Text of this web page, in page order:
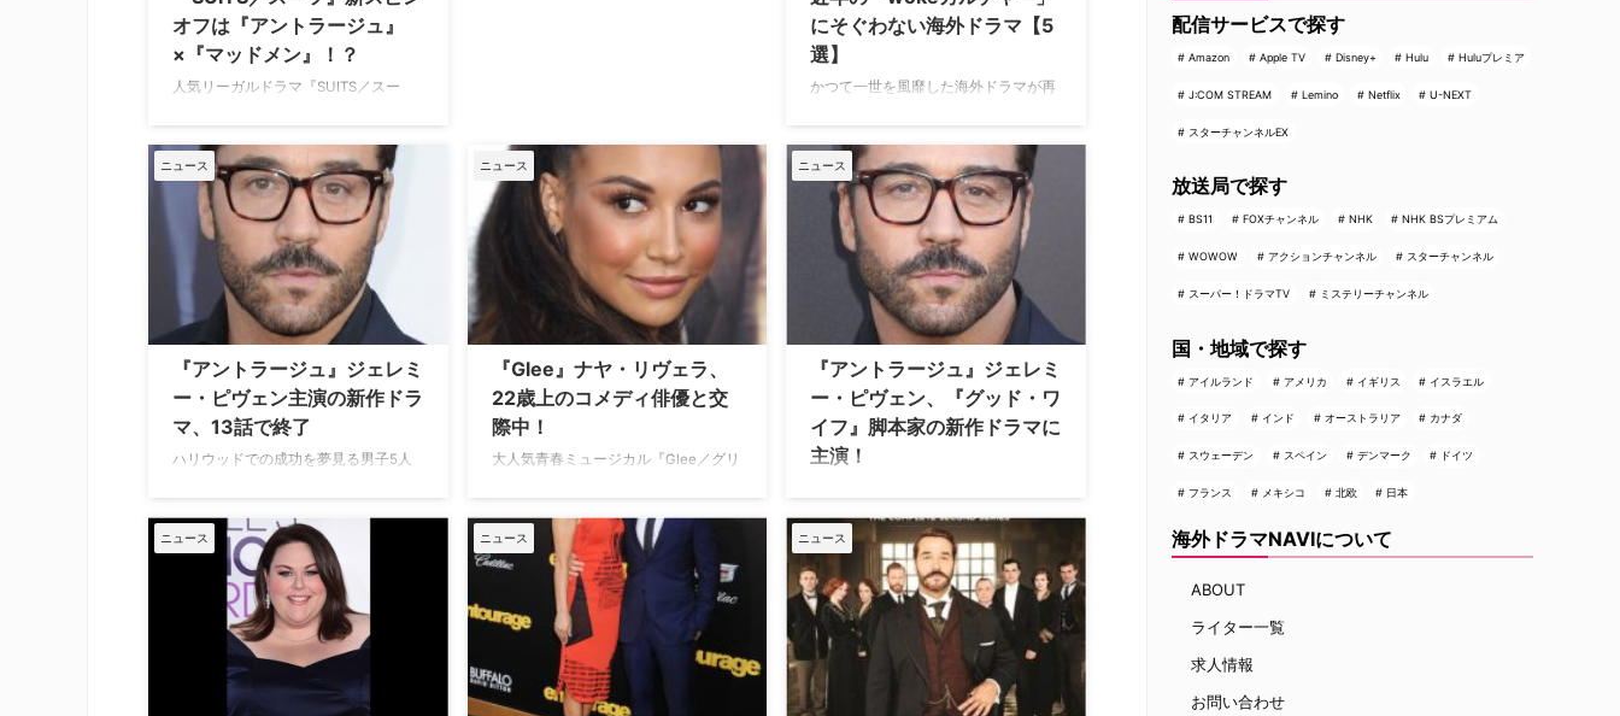
オフは『アントラージュ』
×『マッドメン』！？
人気リーガルドラマ『SUITS／スー
同作と『アントラージュ★オレたちの
ハリウッド』や『MAD MEN マッド
メン』との類似点を指摘している。 俳
優たちが本人役で登場＆政治的な要素
も 『Suits: L.A.』の主人公は、ニュー
ヨークの元検察官で、刑事事件とエン
ターテインメント問題を専門にした、
ブラック・レーン法律事務所をロサン
友のスチュアート・レーンとともに15
年前に始めたこの事務所が危機的 …
にそぐわない海外ドラマ【5
選】
かつて一世を風靡した海外ドラマが再
カルチャー」の時代に合わない作品
も。批判がでることを覚悟する必要が
ある5本をご紹介したい。 人種差別や
性差別など社会的正義に敏感なことを
意味するwoke。人気海外ドラマの中
には昔では許されても、意識が高い
wokeカルチャーの時代には許されな
い内容が含まれていることもある。ど
なのか5つの作品を例に見てみよう。
「wokeカルチャー」にそぐわない海
外ドラマ 『フレンズ』 …
ニュース
『アントラージュ』ジェレミ
ー・ピヴェン主演の新作ドラ
マ、13話で終了
ハリウッドでの成功を夢見る男子5人
ジュ』）で野心的な芸能エージェン
ト、アリを演じたジェレミー・ピヴェ
ン。彼が主演する米CBSの『Wisdom
of the Crowd（原題）』が、13話で打
ち切りになることが明らかとなった。
米Deadlineなどが報じ…
ニュース
『Glee』ナヤ・リヴェラ、
22歳上のコメディ俳優と交
際中！
大人気青春ミュージカル『Glee／グリ
ちのハリウッド』などに出演している
コメディ俳優のデヴィッド・スペード
と交際していることが明らかとなっ
た。米E!Onlineが報じている。 情報提
供者が同サイトに語ったところによる
と、30歳のナヤと52歳のデヴィッド…
ニュース
『アントラージュ』ジェレミ
ー・ピヴェン、『グッド・ワ
イフ』脚本家の新作ドラマに
主演！
ちのハリウッド』で野心的な芸能エー
ジェント、アリを演じたジェレミー・
ピヴェン。彼が、人気リーガルドラマ
『グッド・ワイフ』の脚本家による新
作ドラマのパイロットに主演すること
が分かった。米Deadlineなどが報じて
いる。 この作品は、『グッド・ワイ
フ』で…
ニュース ニュース ニュース
配信サービスで探す
Amazon Apple TV Disney+ Hulu Huluプレミア
J:COM STREAM Lemino Netflix U-NEXT
スターチャンネルEX
放送局で探す
BS11 FOXチャンネル NHK NHK BSプレミアム
WOWOW アクションチャンネル スターチャンネル
スーパー！ドラマTV ミステリーチャンネル
国・地域で探す
アイルランド アメリカ イギリス イスラエル
イタリア インド オーストラリア カナダ
スウェーデン スペイン デンマーク ドイツ
フランス メキシコ 北欧 日本
海外ドラマNAVIについて
ABOUT
ライター一覧
求人情報
お問い合わせ